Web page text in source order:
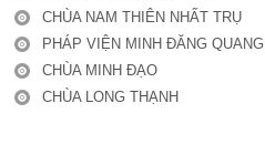
CHÙA NAM THIÊN NHẤT TRỤ
PHÁP VIỆN MINH ĐĂNG QUANG
CHÙA MINH ĐẠO
CHÙA LONG THẠNH